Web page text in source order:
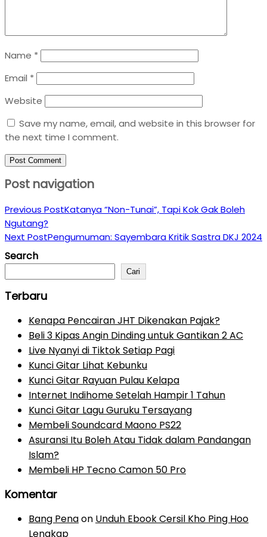
Name *
Email *
Website
Save my name, email, and website in this browser for
the next time I comment.
Post navigation
Previous PostKatanya “Non-Tunai”, Tapi Kok Gak Boleh
Ngutang?
Next PostPengumuman: Sayembara Kritik Sastra DKJ 2024
Search
Cari
Terbaru
Kenapa Pencairan JHT Dikenakan Pajak?
Beli 3 Kipas Angin Dinding untuk Gantikan 2 AC
Live Nyanyi di Tiktok Setiap Pagi
Kunci Gitar Lihat Kebunku
Kunci Gitar Rayuan Pulau Kelapa
Internet Indihome Setelah Hampir 1 Tahun
Kunci Gitar Lagu Guruku Tersayang
Membeli Soundcard Maono PS22
Asuransi Itu Boleh Atau Tidak dalam Pandangan
Islam?
Membeli HP Tecno Camon 50 Pro
Komentar
Bang Penaon Unduh Ebook Cersil Kho Ping Hoo
Lengkap